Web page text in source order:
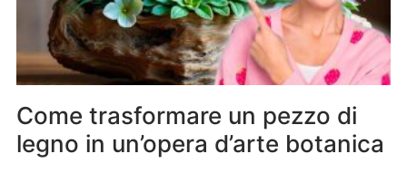
Piante e fiori
Lifestyle
Viaggi
Zodiaco
Come trasformare un pezzo di
legno in un’opera d’arte botanica